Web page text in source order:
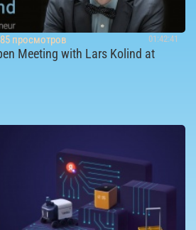
01:42:41
просмотров
Meeting with Lars Kolind at